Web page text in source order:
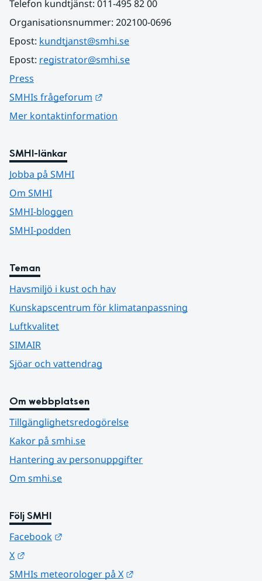
Telefon kundtjänst: 011-495 82 00
Organisationsnummer: 202100-0696
Epost: kundtjanst@smhi.se
Epost: registrator@smhi.se
Press
SMHIs frågeforum
Mer kontaktinformation
SMHI-länkar
Jobba på SMHI
Om SMHI
SMHI-bloggen
SMHI-podden
Teman
Havsmiljö i kust och hav
Kunskapscentrum för klimatanpassning
Luftkvalitet
SIMAIR
Sjöar och vattendrag
Om webbplatsen
Tillgänglighetsredogörelse
Kakor på smhi.se
Hantering av personuppgifter
Om smhi.se
Följ SMHI
Facebook
X
SMHIs meteorologer på X